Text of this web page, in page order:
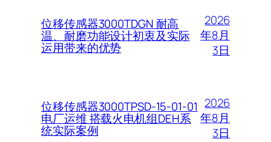
位移传感器3000TDGN 耐高
温、耐磨功能设计初衷及实际
运用带来的优势
2026
年8月
3日
位移传感器3000TPSD-15-01-01
电厂运维 搭载火电机组DEH系
统实际案例
2026
年8月
3日